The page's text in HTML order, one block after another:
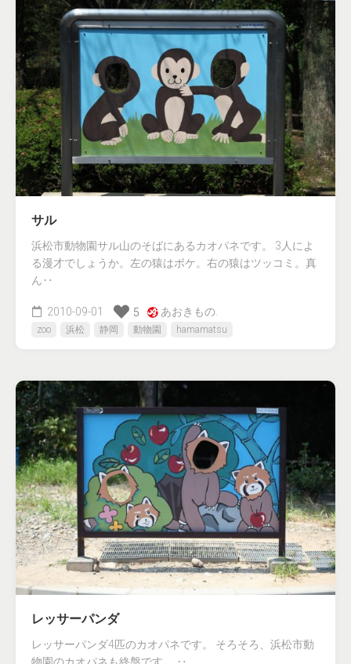
サル
浜松市動物園サル山のそばにあるカオパネです。 3人によ
る漫才でしょうか。左の猿はボケ。右の猿はツッコミ。真
ん‥
2010-09-01 5 あおきもの.
zoo 浜松 静岡 動物園 hamamatsu
レッサーパンダ
レッサーパンダ4匹のカオパネです。 そろそろ、浜松市動
物園のカオパネも終盤です。 ‥